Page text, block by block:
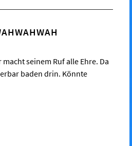
seinem Ruf alle Ehre. Da
baden drin. Könnte